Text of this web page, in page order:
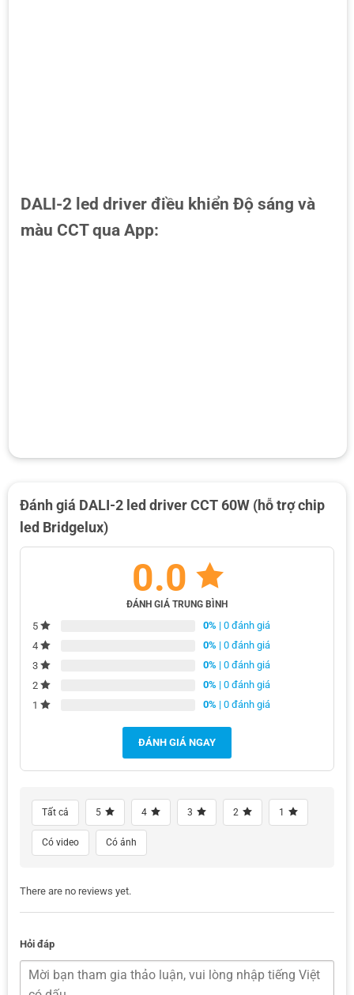
DALI-2 led driver điều khiển Độ sáng và
màu CCT qua App:
Đánh giá DALI-2 led driver CCT 60W (hỗ trợ chip
led Bridgelux)
0.0
ĐÁNH GIÁ TRUNG BÌNH
5 0% | 0 đánh giá
4
0% | 0 đánh giá
3
0% | 0 đánh giá
2
0% | 0 đánh giá
1
0% | 0 đánh giá
ĐÁNH GIÁ NGAY
Tất cả 5 4 3 2 1
Có video Có ảnh
There are no reviews yet.
Hỏi đáp